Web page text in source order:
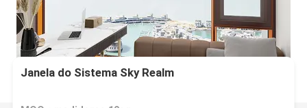
Janela do Sistema Sky Realm